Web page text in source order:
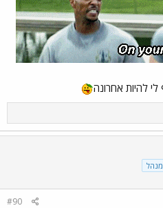
להיות אחרונה
מנהל
#90